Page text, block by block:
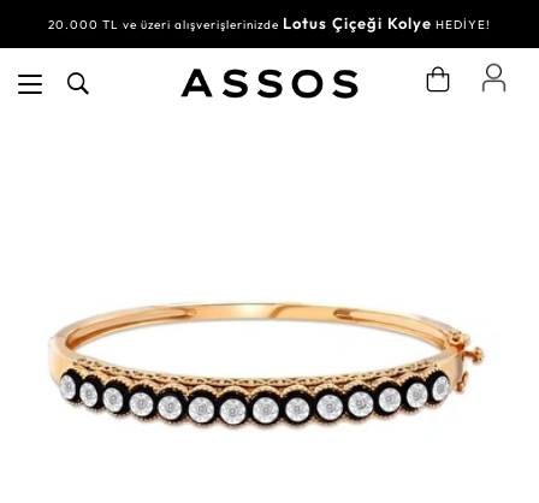
20.000 TL ve üzeri alışverişlerinizde Lotus Çiçeği Kolye HEDİYE!